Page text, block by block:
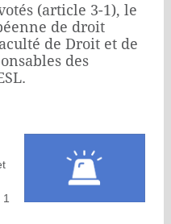
(article 3-1), le
de droit
de Droit et de
des